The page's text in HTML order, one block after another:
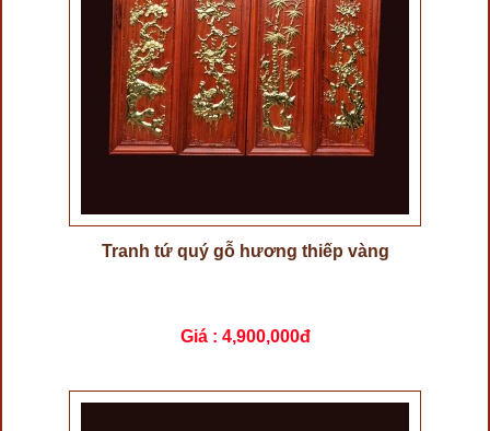
Tranh tứ quý gỗ hương thiếp vàng
Giá : 4,900,000đ